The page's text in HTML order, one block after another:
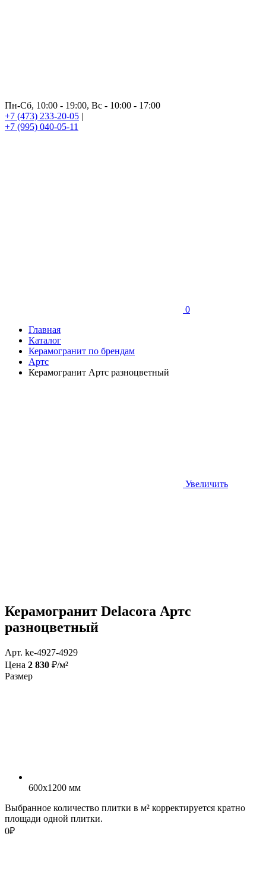
Пн-Сб, 10:00 - 19:00, Вс - 10:00 - 17:00
+7 (473) 233-20-05 |
+7 (995) 040-05-11
0
Главная
Каталог
Керамогранит по брендам
Артс
Керамогранит Артс разноцветный
Увеличить
Керамогранит Delacora Артс
разноцветный
Арт. ke-4927-4929
Цена 2 830 ₽/м²
Размер
600x1200 мм
Выбранное количество плитки в м² корректируется кратно
площади одной плитки.
0₽